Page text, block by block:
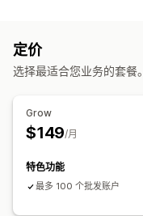
订单管理
运输选项
定价
选择最适合您业务的套餐。
Grow
$149/月
特色功能
最多 100 个批发账户